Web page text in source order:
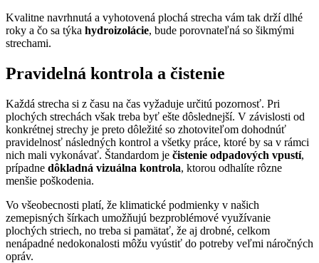
Kvalitne navrhnutá a vyhotovená plochá strecha vám tak drží dlhé
roky a čo sa týka hydroizolácie, bude porovnateľná so šikmými
strechami.
Pravidelná kontrola a čistenie
Každá strecha si z času na čas vyžaduje určitú pozornosť. Pri
plochých strechách však treba byť ešte dôslednejší. V závislosti od
konkrétnej strechy je preto dôležité so zhotoviteľom dohodnúť
pravidelnosť následných kontrol a všetky práce, ktoré by sa v rámci
nich mali vykonávať. Štandardom je čistenie odpadových vpustí,
prípadne dôkladná vizuálna kontrola, ktorou odhalíte rôzne
menšie poškodenia.
Vo všeobecnosti platí, že klimatické podmienky v našich
zemepisných šírkach umožňujú bezproblémové využívanie
plochých striech, no treba si pamätať, že aj drobné, celkom
nenápadné nedokonalosti môžu vyústiť do potreby veľmi náročných
opráv.